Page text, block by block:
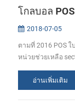
โกลบอล
2018-07-05
ตามที่ 2016 POS
หน่วยช่วยเหลือ
อ่านเพิ่มเติม